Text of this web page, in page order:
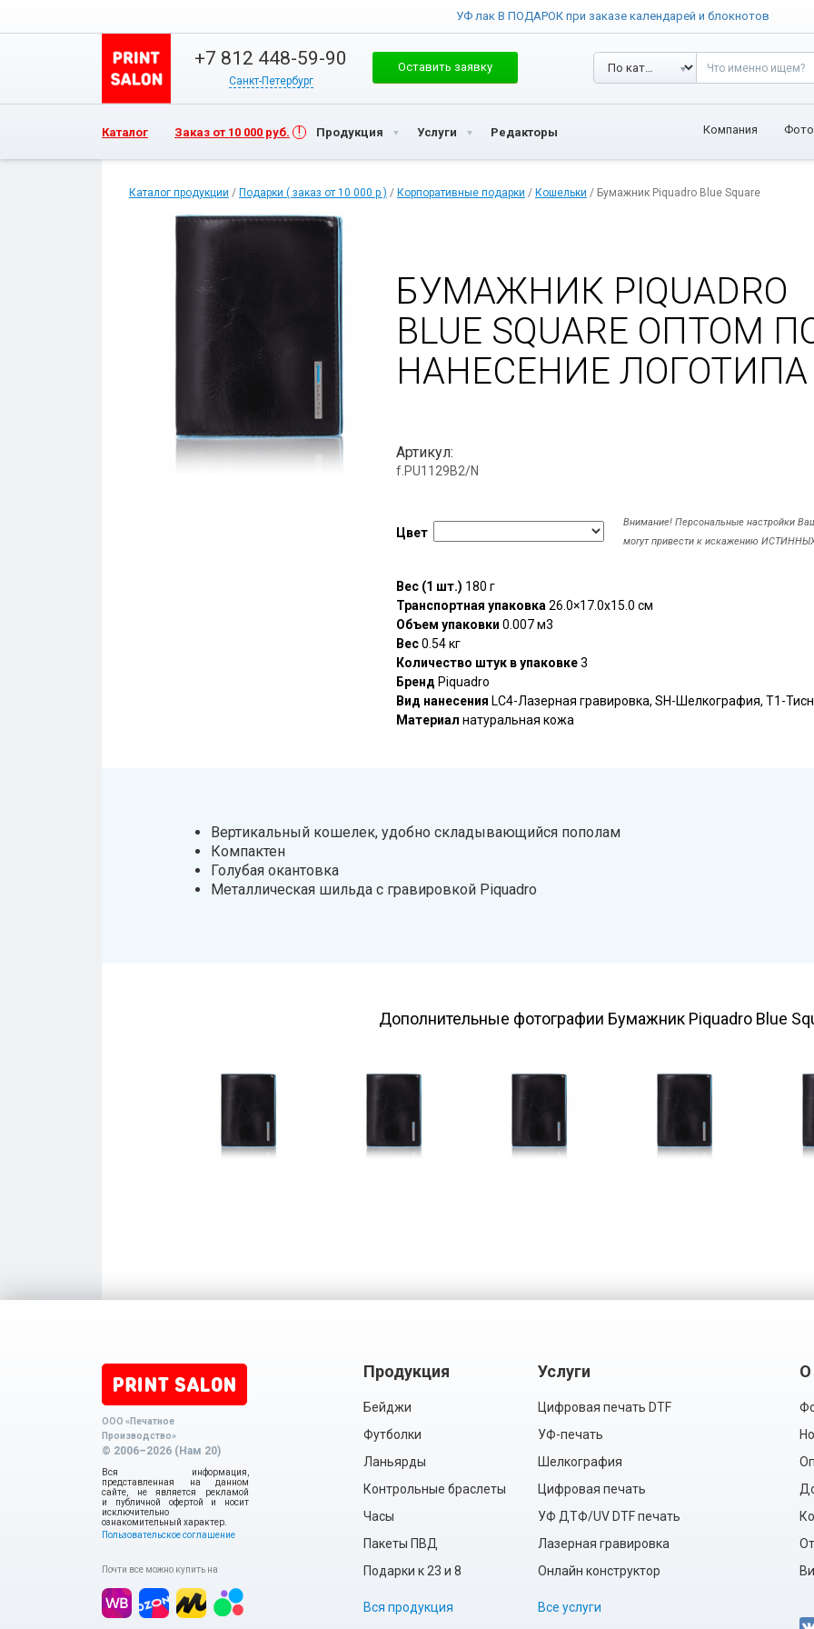
УФ лак В ПОДАРОК при заказе календарей и блокнотов
+7 812 448-59-90
Санкт-Петербург
Оставить заявку
Каталог Заказ от 10 000 руб. Продукция Услуги Редакторы Компания
Каталог продукции / Подарки ( заказ от 10 000 р ) / Корпоративные подарки / Кошельки / Бумажник Piquadro Blue Square
БУМАЖНИК PIQUADRO
BLUE SQUARE ОПТОМ
НАНЕСЕНИЕ ЛОГОТИПА
Артикул:
f.PU1129B2/N
Цвет
Внимание! Персональные настройки
могут привести к искажению
Вес (1 шт.) 180 г
Транспортная упаковка 26.0×17.0x15.0 см
Объем упаковки 0.007 м3
Вес0.54 кг
Количество штук в упаковке3
Бренд Piquadro
Вид нанесения LC4-Лазерная гравировка, SH-Шелкография, T1-
Материал натуральная кожа
Вертикальный кошелек, удобно складывающийся пополам
Компактен
Голубая окантовка
Металлическая шильда с гравировкой Piquadro
Дополнительные фотографии Бумажник Piquadro Blue
ООО «Печатное
Производство»
© 2006–2026 (Нам 20)
Вся информация,
представленная на данном
сайте, не является рекламой
и публичной офертой и носит
исключительно
ознакомительный характер.
Пользовательское соглашение
Почти все можно купить на
Продукция
Бейджи
Футболки
Ланьярды
Контрольные браслеты
Часы
Пакеты ПВД
Подарки к 23 и 8
Вся продукция
Услуги
Цифровая печать DTF
УФ-печать
Шелкография
Цифровая печать
УФ ДТФ/UV DTF печать
Лазерная гравировка
Онлайн конструктор
Все услуги
О